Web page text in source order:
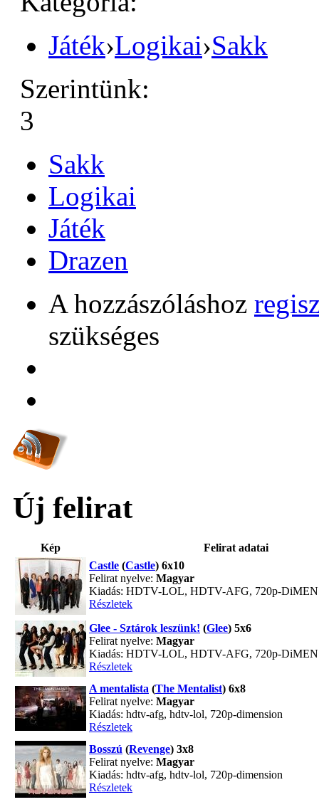
Játék›Logikai›Sakk
Szerintünk:
3
Sakk
Logikai
Játék
Drazen
A hozzászóláshoz
szükséges
Új felirat
Kép
Felirat adatai
Castle (Castle) 6x10
Felirat nyelve: Magyar
Kiadás: HDTV-LOL, HDTV-AFG, 720p-
Részletek
Glee - Sztárok leszünk! (Glee) 5x6
Felirat nyelve: Magyar
Kiadás: HDTV-LOL, HDTV-AFG, 720p-
Részletek
A mentalista (The Mentalist) 6x8
Felirat nyelve: Magyar
Kiadás: hdtv-afg, hdtv-lol, 720p-dimension
Részletek
Bosszú (Revenge) 3x8
Felirat nyelve: Magyar
Kiadás: hdtv-afg, hdtv-lol, 720p-dimension
Részletek